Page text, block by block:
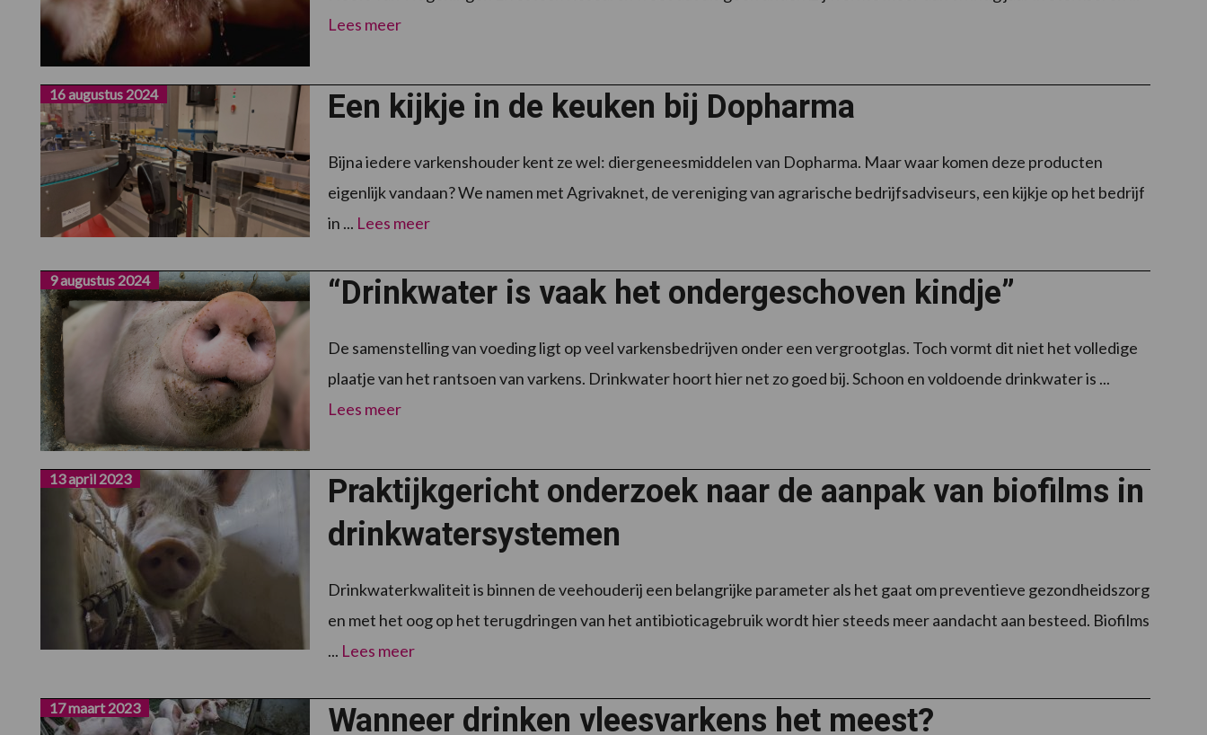
Lees meer
Een kijkje in de keuken bij Dopharma
16 augustus 2024
Bijna iedere varkenshouder kent ze wel: diergeneesmiddelen van Dopharma. Maar waar komen deze producten
eigenlijk vandaan? We namen met Agrivaknet, de vereniging van agrarische bedrijfsadviseurs, een kijkje op het bedrijf
in ... Lees meer
“Drinkwater is vaak het ondergeschoven kindje”
9 augustus 2024
De samenstelling van voeding ligt op veel varkensbedrijven onder een vergrootglas. Toch vormt dit niet het volledige
plaatje van het rantsoen van varkens. Drinkwater hoort hier net zo goed bij. Schoon en voldoende drinkwater is ...
Lees meer
Praktijkgericht onderzoek naar de aanpak van biofilms in
drinkwatersystemen
13 april 2023
Drinkwaterkwaliteit is binnen de veehouderij een belangrijke parameter als het gaat om preventieve gezondheidszorg
en met het oog op het terugdringen van het antibioticagebruik wordt hier steeds meer aandacht aan besteed. Biofilms
... Lees meer
Wanneer drinken vleesvarkens het meest?
17 maart 2023